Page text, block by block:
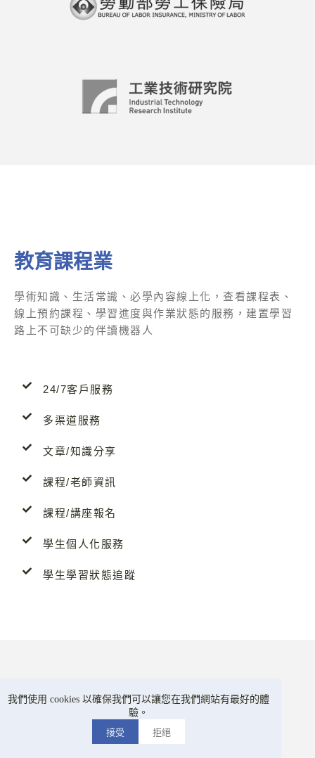
我們使用 cookies 以確保我們可以讓您在我們網站有最好的體
驗。
接受 拒絕
教育課程業
學術知識、生活常識、必學內容線上化，查看課程表、
線上預約課程、學習進度與作業狀態的服務，建置學習
路上不可缺少的伴讀機器人
24/7客戶服務
多渠道服務
文章/知識分享
課程/老師資訊
課程/講座報名
學生個人化服務
學生學習狀態追蹤